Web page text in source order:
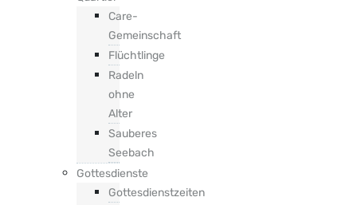
Care-
Gemeinschaft
Flüchtlinge
Radeln
ohne
Alter
Sauberes
Seebach
Gottesdienste
Gottesdienstzeiten